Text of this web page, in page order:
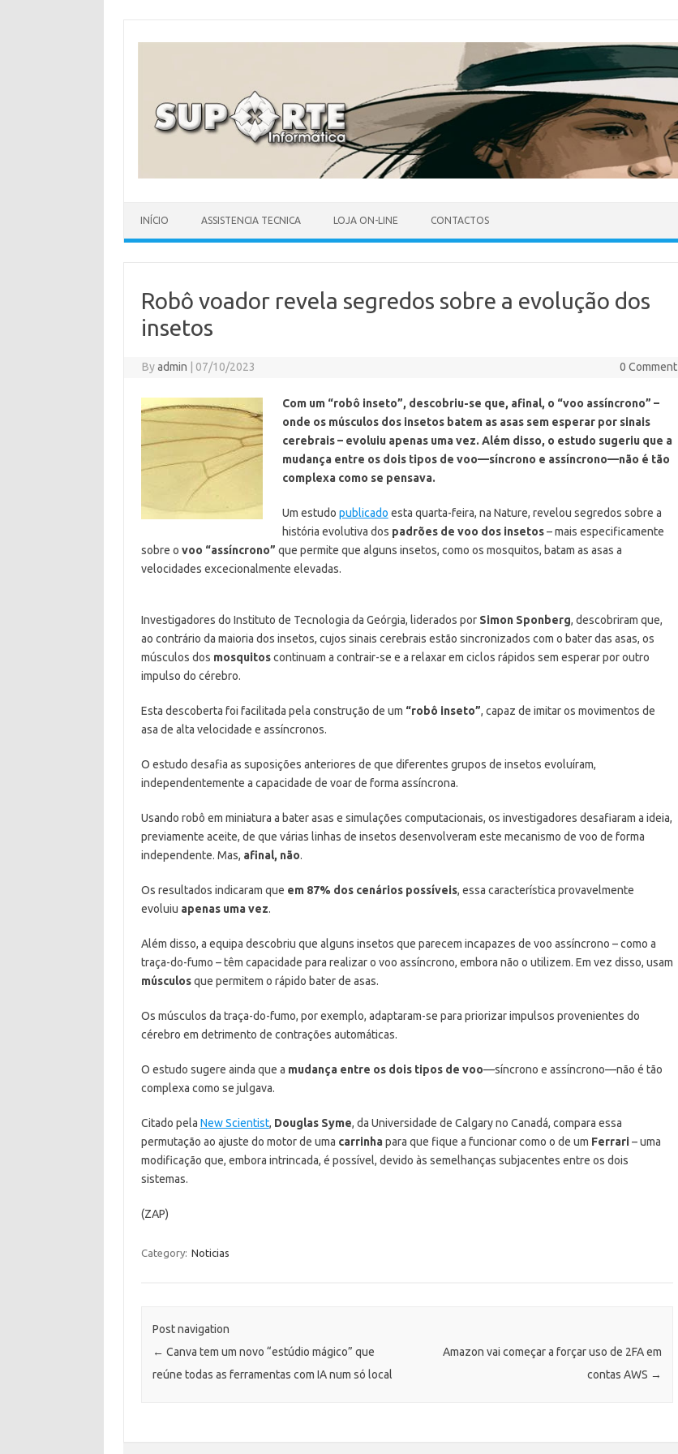
INÍCIO ASSISTENCIA TECNICA LOJA ON-LINE CONTACTOS
Robô voador revela segredos sobre a evolução dos
insetos
Byadmin 07/10/2023 0 Comment
Com um “robô inseto”, descobriu-se que, afinal, o “voo assíncrono” –
onde os músculos dos insetos batem as asas sem esperar por sinais
cerebrais – evoluiu apenas uma vez. Além disso, o estudo sugeriu que a
mudança entre os dois tipos de voo—síncrono e assíncrono—não é tão
complexa como se pensava.
Um estudo publicado esta quarta-feira, na Nature, revelou segredos sobre a
história evolutiva dos padrões de voo dos insetos– mais especificamente
sobre o voo “assíncrono” que permite que alguns insetos, como os mosquitos, batam as asas a
velocidades excecionalmente elevadas.
Investigadores do Instituto de Tecnologia da Geórgia, liderados por Simon Sponberg, descobriram que,
ao contrário da maioria dos insetos, cujos sinais cerebrais estão sincronizados com o bater das asas, os
músculos dos mosquitoscontinuam a contrair-se e a relaxar em ciclos rápidos sem esperar por outro
impulso do cérebro.
Esta descoberta foi facilitada pela construção de um “robô inseto”, capaz de imitar os movimentos de
asa de alta velocidade e assíncronos.
O estudo desafia as suposições anteriores de que diferentes grupos de insetos evoluíram,
independentemente a capacidade de voar de forma assíncrona.
Usando robô em miniatura a bater asas e simulações computacionais, os investigadores desafiaram a ideia,
previamente aceite, de que várias linhas de insetos desenvolveram este mecanismo de voo de forma
independente. Mas, afinal, não.
Os resultados indicaram que em 87% dos cenários possíveis, essa característica provavelmente
evoluiu apenas uma vez.
Além disso, a equipa descobriu que alguns insetos que parecem incapazes de voo assíncrono – como a
traça-do-fumo – têm capacidade para realizar o voo assíncrono, embora não o utilizem. Em vez disso, usam
músculosque permitem o rápido bater de asas.
Os músculos da traça-do-fumo, por exemplo, adaptaram-se para priorizar impulsos provenientes do
cérebro em detrimento de contrações automáticas.
O estudo sugere ainda que a mudança entre os dois tipos de voo—síncrono e assíncrono—não é tão
complexa como se julgava.
Citado pela New Scientist, Douglas Syme, da Universidade de Calgary no Canadá, compara essa
permutação ao ajuste do motor de uma carrinhapara que fique a funcionar como o de um Ferrari– uma
modificação que, embora intrincada, é possível, devido às semelhanças subjacentes entre os dois
sistemas.
(ZAP)
Category: Noticias
Post navigation
← Canva tem um novo “estúdio mágico” que
reúne todas as ferramentas com IA num só local
Amazon vai começar a forçar uso de 2FA em
contas AWS →